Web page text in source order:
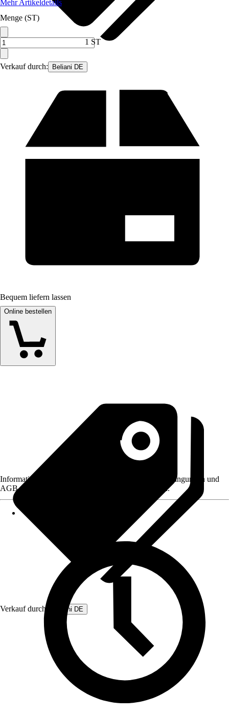
Verkauf durch: Beliani DE
Mehr Artikeldetails
Menge (ST)
1 ST
Bequem liefern lassen
Online bestellen
Verkauf durch: Beliani DE
Informationen des Verkäufers, wie z. B. Rückgabebedingungen und
AGB, finden Sie bei Klick auf den Verkäufernamen.